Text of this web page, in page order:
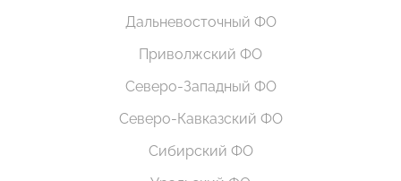
Дальневосточный ФО
Приволжский ФО
Северо-Западный ФО
Северо-Кавказский ФО
Сибирский ФО